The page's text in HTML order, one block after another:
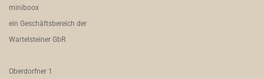
miniboox
ein Geschäftsbereich der
Wartelsteiner GbR
Oberdorfner 1